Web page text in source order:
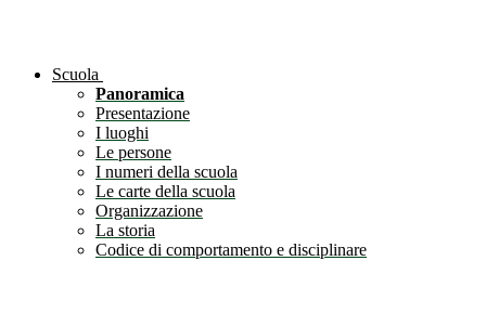
Scuola
Panoramica
Presentazione
I luoghi
Le persone
I numeri della scuola
Le carte della scuola
Organizzazione
La storia
Codice di comportamento e disciplinare